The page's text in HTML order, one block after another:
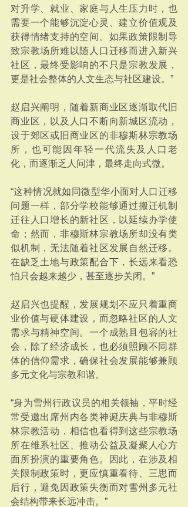
对升学、就业、家庭与人生压力时，也
需要一个能够沉淀心灵、建立价值观及
获得情绪支持的空间。如果政策限制导
致宗教场所难以随人口迁移而进入新兴
社区，最终受影响的不只是宗教发展，
更是社会整体的人文生态与社区建设。”
赵启兴阐明，随着新商业区逐渐取代旧
商业区，以及人口不断向新城区流动，
设于郊区或旧商业区的非穆斯林宗教场
所，也可能因年轻一代流失及人口老
化，而逐渐乏人问津，最终走向式微。
“这种情况就如同微型华小面对人口迁移
问题一样，部分学校能够通过搬迁机制
迁往人口增长的新社区，以延续办学使
命；然而，非穆斯林宗教场所却没有类
似机制，无法随着社区发展自然迁移。
在缺乏土地与政策配合下，长远来看恐
怕只会越来越少，甚至逐步关闭。”
赵启兴也提醒，发展规划不应只着重商
业价值与硬体建设，而忽略社区的人文
需求与精神空间。一个成熟且包容的社
会，除了经济成长，也必须照顾不同群
体的信仰需求，确保社会发展能够兼顾
多元文化与宗教和谐。
“身为雪州行政议员的相关领袖，平时经
常受邀出席州内各类神诞庆典与非穆斯
林宗教活动，相信也看得到这些宗教场
所在维系社区、推动公益及凝聚人心方
面所扮演的重要角色。因此，在涉及相
关限制政策时，更应慎重看待、三思而
后行，避免因政策失衡而对雪州多元社
会结构带来长远冲击。”